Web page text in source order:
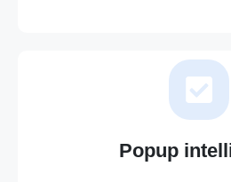
Popup